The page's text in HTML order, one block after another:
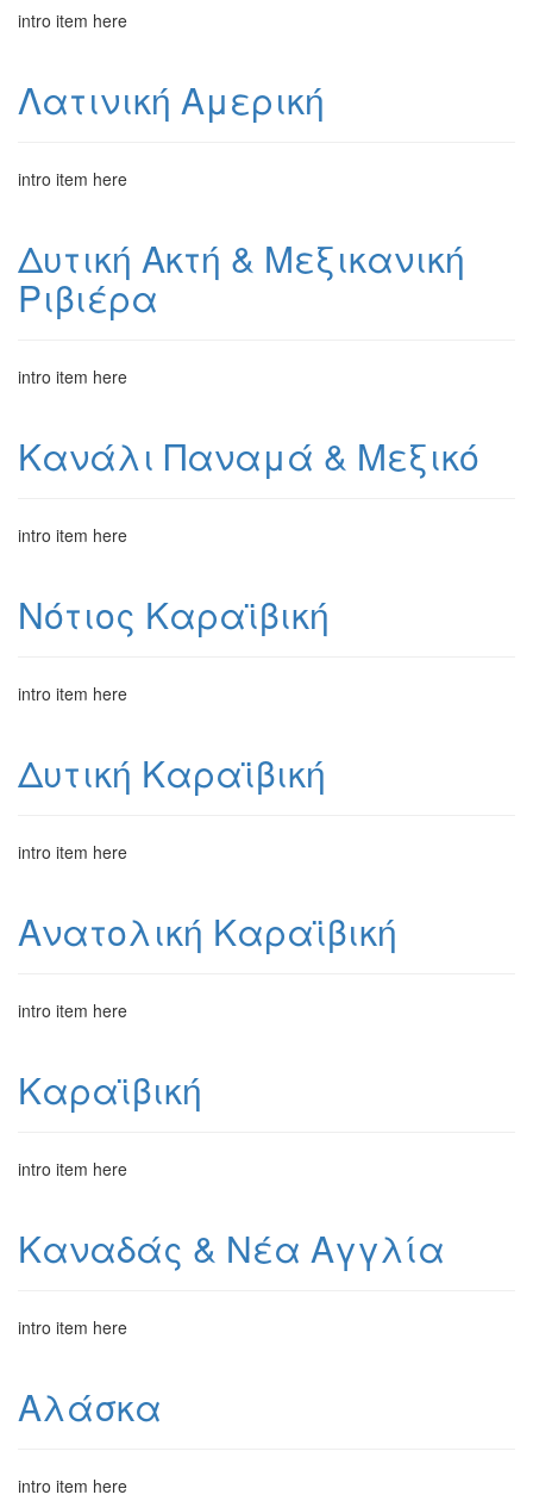
intro item here
Λατινική Αμερική
intro item here
Δυτική Ακτή & Μεξικανική
Ριβιέρα
intro item here
Κανάλι Παναμά & Μεξικό
intro item here
Νότιος Καραϊβική
intro item here
Δυτική Καραϊβική
intro item here
Ανατολική Καραϊβική
intro item here
Καραϊβική
intro item here
Καναδάς & Νέα Αγγλία
intro item here
Αλάσκα
intro item here